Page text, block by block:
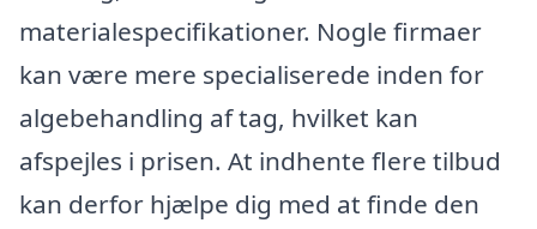
materialespecifikationer. Nogle firmaer
kan være mere specialiserede inden for
algebehandling af tag, hvilket kan
afspejles i prisen. At indhente flere tilbud
kan derfor hjælpe dig med at finde den